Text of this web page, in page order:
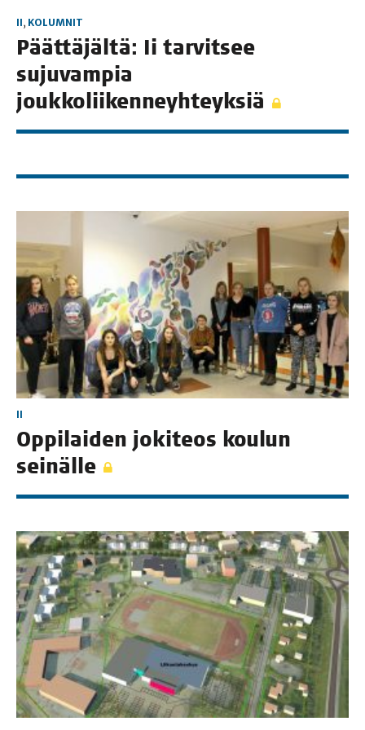
II, KOLUMNIT
Päät­tä­jäl­tä: Ii tar­vit­see
suju­vam­pia
joukkoliikenneyhteyksiä
II
Oppi­lai­den joki­teos kou­lun
seinälle